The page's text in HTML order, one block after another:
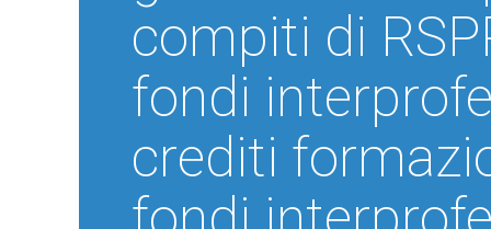
compiti di
fondi
crediti